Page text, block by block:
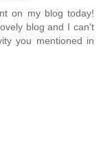
on my blog today!
blog and I can't
you mentioned in